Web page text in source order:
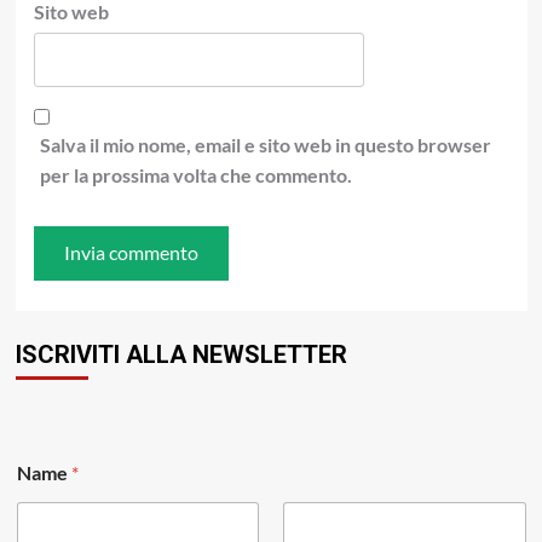
Sito web
Salva il mio nome, email e sito web in questo browser
per la prossima volta che commento.
ISCRIVITI ALLA NEWSLETTER
Name *